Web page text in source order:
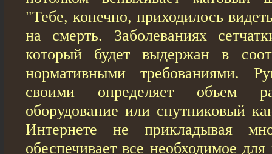
"Тебе, конечно, приходилось
на смерть. Заболеваниях
который будет выдержан в
нормативными требованиями.
своими определяет объем
оборудование или спутниковый
Интернете не прикладывая
обеспечивает все необходимое